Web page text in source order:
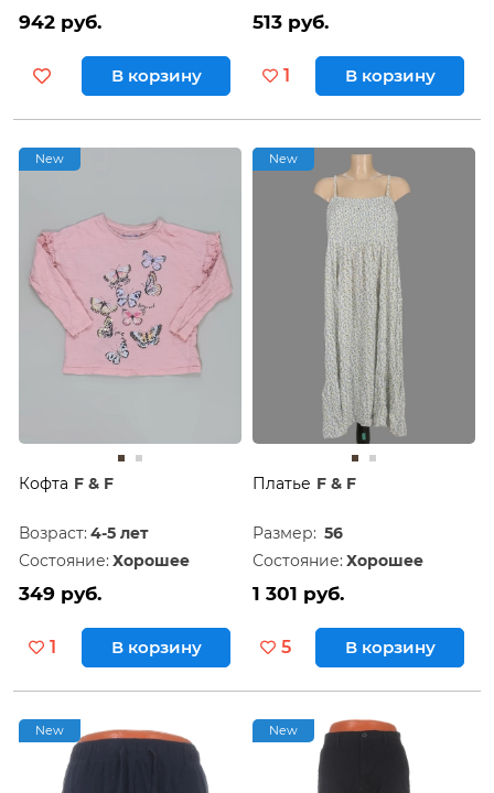
942 руб.
В корзину
513 руб.
1 В корзину
New
Кофта F & F
Возраст: 4-5 лет
Состояние: Хорошее
349 руб.
1 В корзину
New
Платье F & F
Размер: 56
Состояние: Хорошее
1 301 руб.
5 В корзину
New New